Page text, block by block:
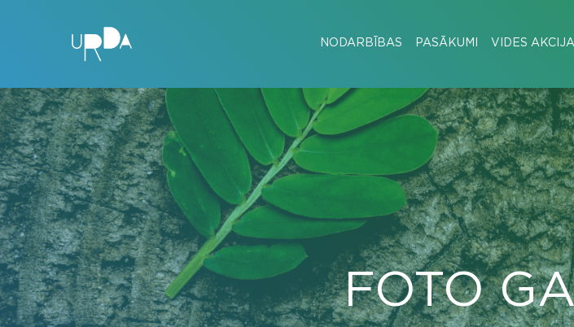
NODARBĪBAS PASĀKUMI VIDES
FOTO